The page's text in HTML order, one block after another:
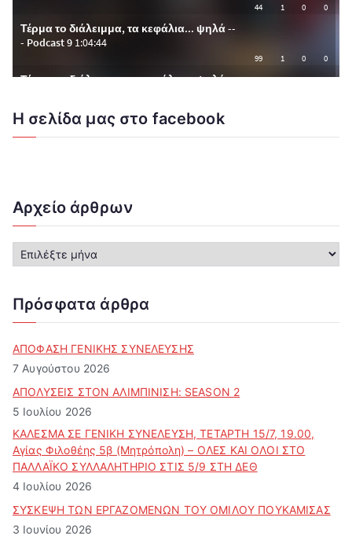
Η σελίδα μας στο facebook
Αρχείο άρθρων
ρ
ε
ά
ρ
ρ
ω
ν
Πρόσφατα άρθρα
ΑΠΟΦΑΣΗ ΓΕΝΙΚΗΣ ΣΥΝΕΛΕΥΣΗΣ
7 Αυγούστου 2026
ΑΠΟΛΥΣΕΙΣ ΣΤΟΝ ΑΛΙΜΠΙΝΙΣΗ: SEASON 2
5 Ιουλίου 2026
ΚΑΛΕΣΜΑ ΣΕ ΓΕΝΙΚΗ ΣΥΝΕΛΕΥΣΗ, ΤΕΤΑΡΤΗ 15/7, 19.00,
Αγίας Φιλοθέης 5β (Μητρόπολη) – ΟΛΕΣ ΚΑΙ ΟΛΟΙ ΣΤΟ
ΠΑΛΛΑΪΚΟ ΣΥΛΛΑΛΗΤΗΡΙΟ ΣΤΙΣ 5/9 ΣΤΗ ΔΕΘ
4 Ιουλίου 2026
ΣΥΣΚΕΨΗ ΤΩΝ ΕΡΓΑΖΟΜΕΝΩΝ ΤΟΥ ΟΜΙΛΟΥ ΠΟΥΚΑΜΙΣΑΣ
3 Ιουνίου 2026